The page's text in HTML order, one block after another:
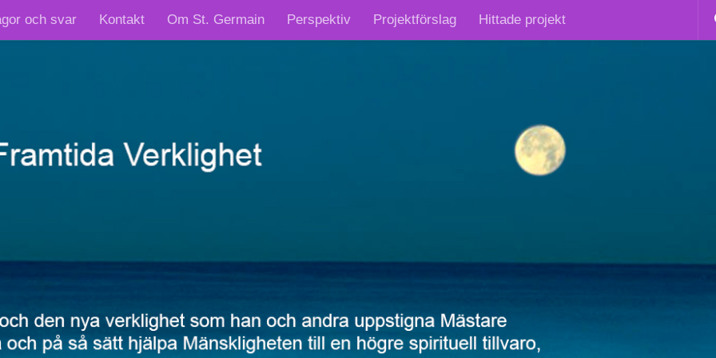
och svar Kontakt Om St. Germain Perspektiv Projektförslag Hittade projekt